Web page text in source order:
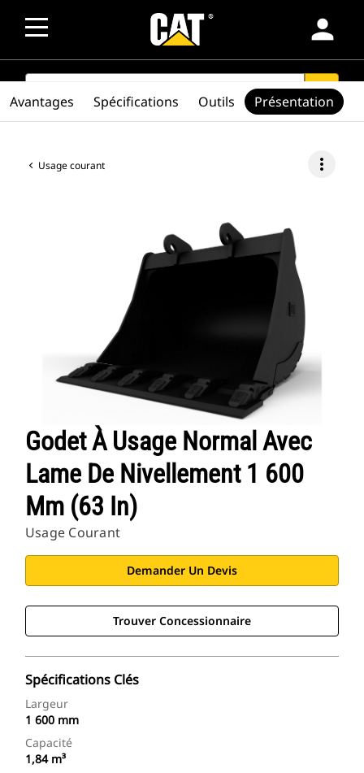
person
SEARCH search
Usage courant more_vert
Godet À Usage Normal Avec
Lame De Nivellement 1 600
Mm (63 In)
Usage Courant
Demander Un Devis
Trouver Concessionnaire
Spécifications Clés
Largeur
1 600 mm
Capacité
1,84 m³
Avantages Spécifications Outils Présentation